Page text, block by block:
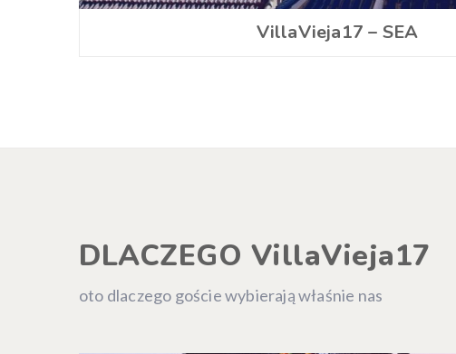
VillaVieja17 – SEA
DLACZEGO VillaVieja17
oto dlaczego goście wybierają właśnie nas